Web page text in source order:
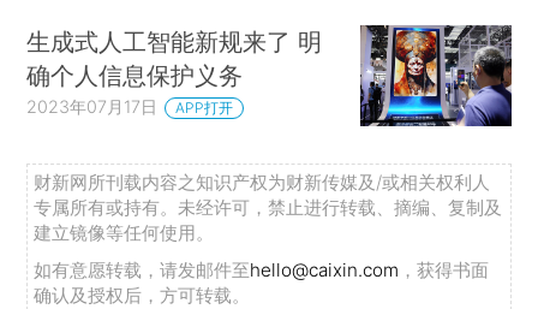
生成式人工智能新规来了 明
确个人信息保护义务
2023年07月17日 APP打开
财新网所刊载内容之知识产权为财新传媒及/或相关权利人
专属所有或持有。未经许可，禁止进行转载、摘编、复制及
建立镜像等任何使用。
如有意愿转载，请发邮件至hello@caixin.com ，获得书面
确认及授权后，方可转载。